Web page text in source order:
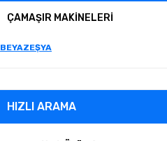
ÇAMAŞIR MAKİNELERİ
BEYAZEŞYA
HIZLI ARAMA